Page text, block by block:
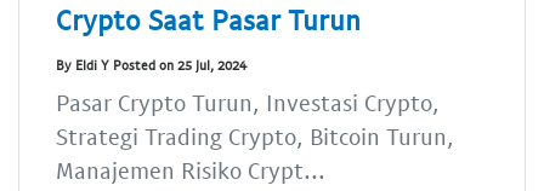
Crypto Saat Pasar Turun
By Eldi Y Posted on 25 Jul, 2024
Pasar Crypto Turun, Investasi Crypto,
Strategi Trading Crypto, Bitcoin Turun,
Manajemen Risiko Crypt...